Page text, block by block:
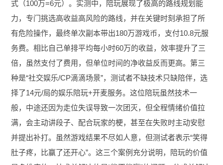
式（100万=6元）。实测中，陪玩展现了极高的路线规划能
力，专门挑选高收益高风险的路线，并在关键时刻承担了所
有危险操作，最终单次副本带出180万游戏币，支付10.8元服
务费。相比自己单排平均每小时60万的收益，效率提升了三
倍，虽然支付了费用，但单位时间的净收益反而更高。第三
种是“社交娱乐/CP滴滴场景”，测试者不缺技术只缺陪伴，选
择了14元/局的娱乐陪玩+开麦服务。这位陪玩虽然技术一
般，中途还因为走位失误导致一次团灭，但全程情绪价值拉
满，会主动讲段子、配合玩家的梗，甚至在失败时主动安慰
并提出补打。虽然游戏结果不尽如人意，但测试者表示“笑得
肚子疼，比赢了还开心”。这三个案例充分说明，陪玩的价值